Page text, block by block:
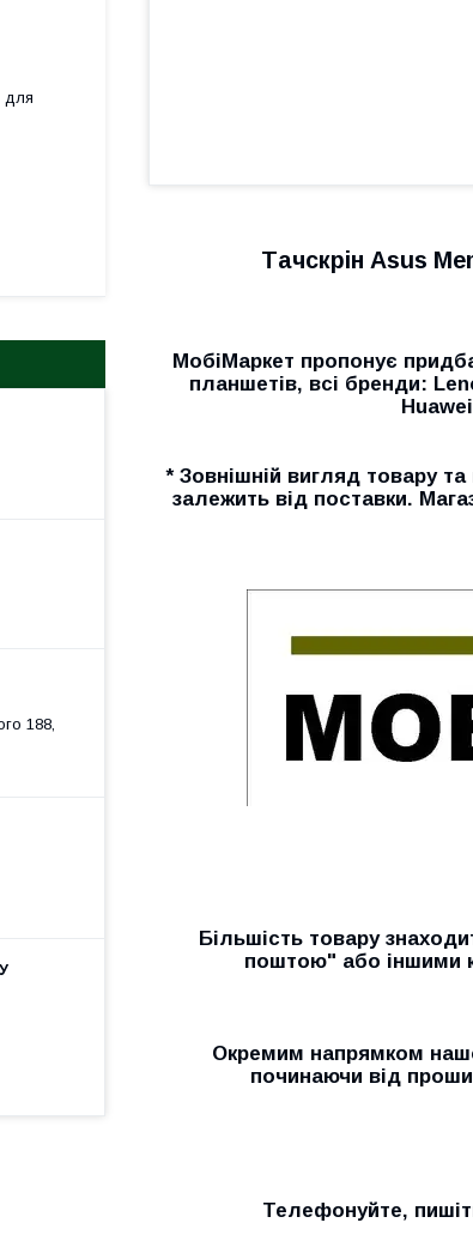
Тачскрін Asus
МобіМаркет пропонує
планшетів, всі бренди:
* Зовнішній вигляд товару
залежить від поставки.
Більшість товару
поштою" або іншими
Окремим напрямком
починаючи від
Телефонуйте,
для
188,